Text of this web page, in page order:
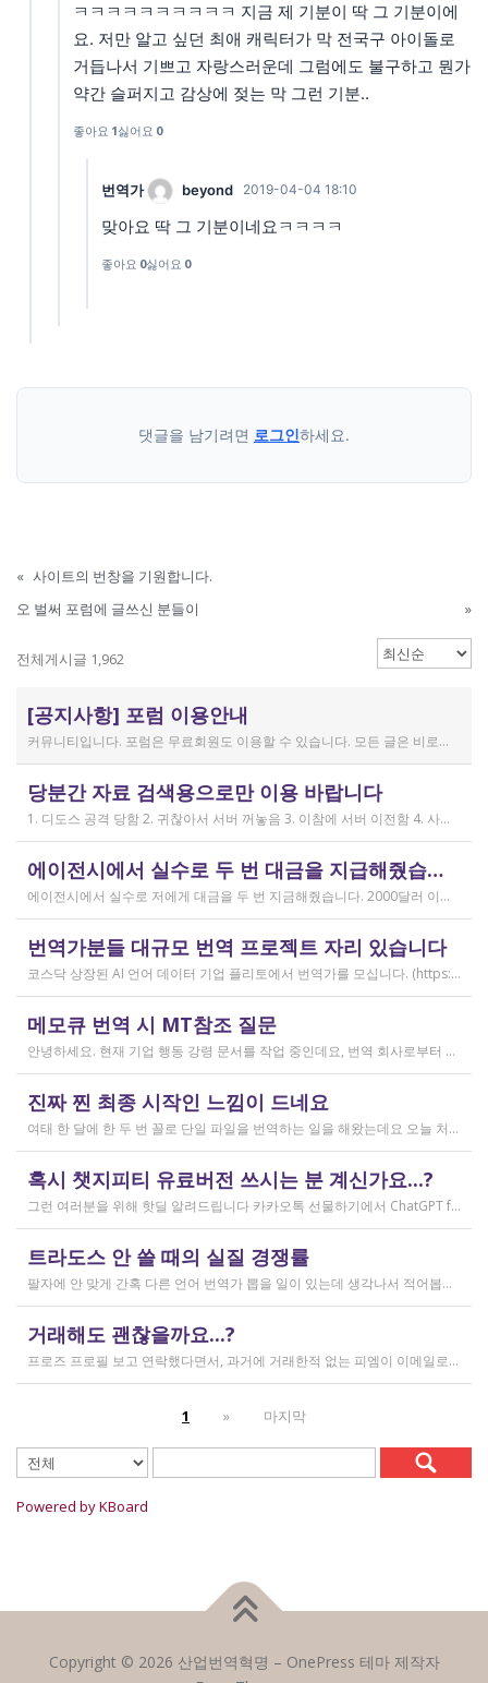
ㅋㅋㅋㅋㅋㅋㅋㅋㅋㅋ 지금 제 기분이 딱 그 기분이에
요. 저만 알고 싶던 최애 캐릭터가 막 전국구 아이돌로
거듭나서 기쁘고 자랑스러운데 그럼에도 불구하고 뭔가
약간 슬퍼지고 감상에 젖는 막 그런 기분..
좋아요 1싫어요 0
번역가 beyond 2019-04-04 18:10
맞아요 딱 그 기분이네요ㅋㅋㅋㅋ
좋아요 0싫어요 0
댓글을 남기려면 로그인하세요.
« 사이트의 번창을 기원합니다.
오 벌써 포럼에 글쓰신 분들이
»
전체게시글 1,962
[공지사항] 포럼 이용안내
커뮤니티입니다. 포럼은 무료회원도 이용할 수 있습니다. 모든 글은 비로그인 사용자에게도 공개됩니다. 감사합니다.
당분간 자료 검색용으로만 이용 바랍니다
1. 디도스 공격 당함 2. 귀찮아서 서버 꺼놓음 3. 이참에 서버 이전함 4. 사라진 데이터는 없는 것 확인했는데, 일부 DB 설정이 활성화 안됨 5. 고칠 수는 있는데, 저희 집 신생아 협조 필요 6. 신생아가 협조하지 않음 현재 새글 쓰기, 신규 가입, 덧글 달기 등은 막아 두었습니다 언제든 3월 18일 전후 시점으로 롤백될 수 있습니다 디도스 공격은 10평짜리 구녕가게에 사람을 1만명 보내 영업방해를 하는 것과 같은 기법입니다. 왜 디도스 공격을 그렇게까지 열정적으로 하는가? 이것이 심해진 시점이 제가 출산하러 간다고 블라그에 글을 쓴 직후입니다. 적절한 비유인지 모르겠는데 암퇘지도 출산 후에는 도축 안 하지 않나 싶고요 옛날 같으면 이렇게 순하게 살지 않을 것인데, 요새 드는 생각이 좀 있습니다 사람은 노력해 봤자고, 사실 모든 능력치는 정해졌고 발현만 기다리는 것이 전부가 아닐까요 어떤 사람은 노력의 고점이 디도스 공격인 것입니다 그 애미도 한때는 가능성의 김칫국을 사발째 드링킹하며 키웠겠지요 저한테도 이 사이트를 유지할 유인이 있음은 말씀드렸으니 잘 이용해 주시면 그만인 것이고 시간 나시거든 디도스 공격자도 긍휼히 여겨 주시길 바랍니다
작성일
2026.04.15
에이전시에서 실수로 두 번 대금을 지급해줬습니다
에이전시에서 실수로 저에게 대금을 두 번 지금해줬습니다. 2000달러 이상을 두 번 wise로 지급받았습니다;;;; 에이전시에서 wise측으로 중복입금으로 인한 입금 취소 문의를 했는데 불가능하다고 답변을 받았다고 저에게 문의해달라고 하여, 저도 wise에 문의를 했지만, 입금자 정보를 알려준다면 취소 가능한 것 처럼 말하다가 결국 완료된 송금이라 취소가 불가능하다는 답변을 최종 전달받았습니다. 잘 쓰지 않는 계정이라 대금은 그대로 있는데 이 경우 제가 에이전시 계좌로 2000달러를 직접 재송금해도 문제가 없을까요..?? 추후 제 수익으로 잡혀서 세금문제나 기타 다른 사항이 복잡해질 것 같아서 wise에서 취소해주길 간절히 바랬는데ㅜㅜㅜ 이런경험이 있으시다면 어떻게 해결하셨나요ㅠㅠㅠ;;;
작성일
2026.04.04
번역가분들 대규모 번역 프로젝트 자리 있습니다
코스닥 상장된 AI 언어 데이터 기업 플리토에서 번역가를 모십니다. (https://startups.koraia.org/company/297) • 번역할 내용: 일상 대화, 일반 문장 중심의 단문 데이터 (전문지식 불필요) • 참여 프로젝트: 단문 번역(Human Translation) • 모집 언어쌍: 한국어 <> 다국어 • 목적: AI 학습용 데이터셋 구축 • 근무 형태: 재택 근무(학생, 프리랜서 번역가 환영) • 근무방법: Flitto 플랫폼 또는 엑셀 파일을 이용하여 작업 진행 - 파일 1개당 약 9,800단어 (언어쌍별 상이) - 파일 단위로 작업하며 1개만 참여도 가능 (이후 추가 참여 선택 가능) - 파일 1개 번역에 약 3~4일 데드라인 부여 - 파일 1개 번역 시 약 180,000원 ~ 386,000원 수준 (언어쌍별 상이) - 정산은 월 1회 지급 (플리토 정산 기준) - 프로젝트 기간: 약 1~3개월 (자율 참여) ★작업 단가: 한국어 → 스페인어: 9,800단어, 38.4원/단어, 파일 1개 완료 시 약 376,800원 스페인어 → 한국어: 9,800단어, 33.8원/단어, 파일 1개 완료 시 약 331,000원 한국어 → 러시아어: 9,800단어, 26.1원/단어, 파일 1개 완료 시 약 255,000원 한국어 → 중국어(간체): 9,800단어, 23.0원/단어, 파일 1개 완료 시 약 225,000원 중국어(간체) → 한국어: 16,800글자, 18.4원/글자, 파일 1개 완료 시 약 309,000원 한국어 → 중국어(번체): 9,800단어, 26.1원/단어, 파일 1개 완료 시 약 255,000원 중국어(번체) → 한국어: 16,800글자, 23.0원/글자, 파일 1개 완료 시 약 386,000원 한국어 → 베트남어: 9,800단어, 18.4원/단어, 파일 1개 완료 시 약 180,000원 베트남어 → 한국어: 9,800단어, 23.0원/단어, 파일 1개 완료 시 약 225,000원 *실제 업무시 수령 금액은 단가 및 작업량에 따라 위 금액과 차이가 있을 수 있습니다. *플리토 플랫폼(작업 툴) 작업 시 상응하는 포인트로 단가가 지급됩니다. 다음 링크로 신청 부탁드립니다: https://form.jotform.com/253371208518456?source_channel=albamon
메모큐 번역 시 MT참조 질문
안녕하세요. 현재 기업 행동 강령 문서를 작업 중인데요, 번역 회사로부터 메모큐 서버에서 메모큐 파일을 받았습니다. 번역회사에서 아이디와 비밀번호를 받아서 작업을 하는데 데스크탑 메모큐가 무료 버전이어서인지 이것저것 만져보다 보니(TM(만들어서 처음 해보는 문서 얼라인 시도), 라이브독스, 텀베이스등 눌러보는 행위) 밑의 사진과 같이 번역메모리 연결도 안된다고 하고 분명 어떤 파일에도 체크가 안 되어있는데 하나의 파일로만 연결 가능하다고 해서... 데스크탑 메모큐에서는 번역이 어렵다고 판단하여 그대로 이중언어 파일을 익스포트 해서 트라도스로 번역했습니다. (얼라인먼트 기능 사용해 2023년의 공식 한글 번역을 레퍼런스로 번역) 그랬더니 (메모큐에선 단순했던 코드가 트라도스에 복잡하게 나타나더라고요 아무튼 이것들을 해결하고 QA도 돌리고 나서...) 이중언어 파일을 메모큐에서 받으려다 보니 또 Free mode issue로 지원하지 않는 기능이라고 하더라고요. 그래서... 웹 메모큐를 사용해 태초부터 번역을 진행 중인데, 자동 번역으로 MT가 뜨는 걸 딸깍딸깍하고 확정 중이었는데 뭔가 이래도 되나 하는 생각이 들어서 질문하러 왔습니다. (이렇게 뜨는 걸 딸깍 확정 딸깍 확정 반복...) 클라이언트가 가이드라인을 주진 않았고 처음 파일을 줄 때 그 회사의 텀베이스가 연결된 파일을 줘서 그거 기반으로 한글 뜻이 맞으면 맞는 가이드라인이겠거니 하고 있는데 문장 부호나 말투나 뭔가 좀 기계번역의 날것을 적용하고 있다는 생각이 들어서... 이럴 땐 어떻게 해야하는지 여쭤보고 싶어요. 제가 트라도스로 번역한 세그먼트를 메모큐 타겟 세그먼트에 복붙하면 오류가 나는데 그냥 코드를 빼고 제가 트라도스에서 번역한걸 메모큐로 손수 옮겨야 할까요..!! 오늘 새벽 내내 기술 배우라는게 다른게 아니라 이걸 잘 알아두라는 말이었구나 하면서 깨달음을 얻었습니다...
진짜 찐 최종 시작인 느낌이 드네요
여태 한 달에 한 두 번 꼴로 단일 파일을 번역하는 일을 해왔는데요 오늘 처음으로 모 회사에서 트라도스 패키지 파일로 전달하는 일을!!! 주셔서 열어봤습니다. ...너무 떨리네요 원래 타겟 세그먼트에 아무것도 없었는데, NMT나 100프로 매치로 채워져있고 그래요 맨 처음 일을 받고 돈을 받았을 때가 커리어의 시작이라고 생각했는데 몇 달 동안 그런 식으로 많으면 두 세개 정도의 일을 받다가 오늘 나름 볼륨 있는 업무를 맡게 되니까 뭔가 커리어의 [진짜_찐_시작_최종] 같고 긴장되네요 잘 해내고 싶어서 떨리고,,,,,, 잘 할 수 있을까 싶고 크아악 다들 2월에 일 잘 해내고 계신가요 여태껏 검색 기능을 사용해 눈팅만 해왔는데 산번혁 회원님들의 번역가 라이프는 어떻게 굴러가고 있는지 궁금하네요 호호호
2026.02.20
혹시 챗지피티 유료버전 쓰시는 분 계신가요...?
그런 여러분을 위해 핫딜 알려드립니다 카카오톡 선물하기에서 ChatGPT for Kakao 쳐서 들어가 보시면 한달에 200달러짜리 프로 버전을 2만9천원에 팔고 있습니다. 이벤트 성이라서 계속 판매는 안 할 것 같고 5개 구매 제한도 있긴 하지만, 어차피 3만원씩 내고 플러스 버전 쓰시고 계시다면 같은 가격에 프로 써보는 것도 나쁘지 않을 것 같아요 ㅎㅎ 저도 혹시 사기 아닌가 긴가민가했는데 진짜 프로 버전 맞더라고요.
트라도스 안 쓸 때의 실질 경쟁률
팔자에 안 맞게 간혹 다른 언어 번역가 뽑을 일이 있는데 생각나서 적어봅니다 트라도스/메모큐를 사야 하냐? 라는 질문은 설득의 대상이 아니라고 생각해서 그냥 두는 편인데요 질문 전 적극적으로 정보를 찾아보는 상태에서는 의미가 있을 것입니다 뽑히는 입장에선 잘 모르는데, 뽑는 입장에서는 트라도스/메모큐 안 쓰는 사람은 걸러버리면 정말 편합니다 주어진 업무를 못 한다는 뜻이거든요 1) 용어 1천개가 든 용어집이 있음 2) 기존에 쓰던 번역 메모리가 있음 상당히 흔한 상황인데, 트라도스/메모큐를 안 쓰고 외워서 작업이 가능한 사람은 산업스파이 쪽으로 가셔야지 여기 있으면 안 됨 저 스크린샷에도 제가 답변한 사람은 얼마 안 되는데요 챗지피티로 '트라도스 사용자/기타 요건(단가 등)' 맞는 사람만 필터로 건져서 답변하는 겁니다 아마 트라도스 안 써도 되는 운전면허증 번역같은 업무도 있을 텐데, 그런 것은 단발성이고 업데이트가 없으며 없는 자들끼리 경쟁해서 경쟁률이 아주 높을 겁니다.
거래해도 괜찮을까요...?
프로즈 프로필 보고 연락했다면서, 과거에 거래한적 없는 피엠이 이메일로 의뢰를 주셨는데요 샘테도 보지 않고 4일안에 19000단어 영한번역을 해달라는데 거래해도 괜찮을까요..? 거래한적 한번도 없는 뉴비한테 샘테도 없이 프로젝트를 던져주니 이거 사기인거 아닌가 좀 걱정이 됩니다. 급한데 사람구하기 어려워서일까요? 게다가 전 이력서상 경력도 몇줄 안되는 초보중의 초보입니다...
1 » 마지막
Powered by KBoard
Copyright © 2026 산업번역혁명 – OnePress 테마 제작자